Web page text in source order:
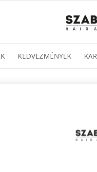
KEDVEZMÉNYEK